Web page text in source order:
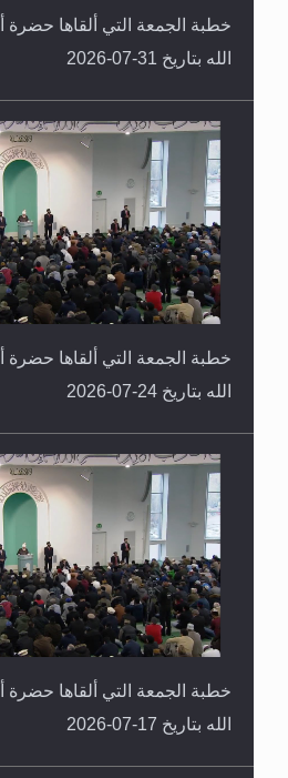
خطبة الجمعة التي ألقاها حضرة
الله بتاريخ 31-07-2026
خطبة الجمعة التي ألقاها حضرة
الله بتاريخ 24-07-2026
خطبة الجمعة التي ألقاها حضرة
الله بتاريخ 17-07-2026